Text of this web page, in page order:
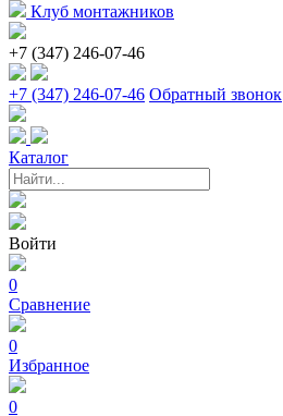
Клуб монтажников
+7 (347) 246-07-46
+7 (347) 246-07-46 Обратный звонок
Каталог
Войти
0
Сравнение
0
Избранное
0